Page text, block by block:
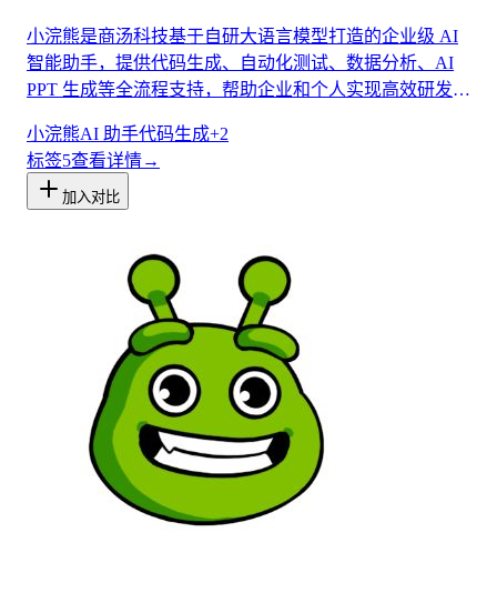
小浣熊是商汤科技基于自研大语言模型打造的企业级 AI
智能助手，提供代码生成、自动化测试、数据分析、AI
PPT 生成等全流程支持，帮助企业和个人实现高效研发、
小浣熊AI 助手代码生成+2
标签5查看详情→
加入对比